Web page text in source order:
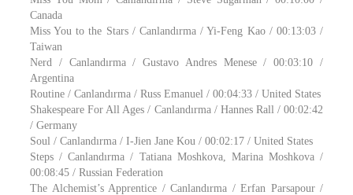
Canada
Miss You to the Stars / Canlandırma / Yi-Feng Kao / 00:13:03 /
Taiwan
Nerd / Canlandırma / Gustavo Andres Menese / 00:03:10 /
Argentina
Routine / Canlandırma / Russ Emanuel / 00:04:33 / United States
Shakespeare For All Ages / Canlandırma / Hannes Rall / 00:02:42
/ Germany
Soul / Canlandırma / I-Jien Jane Kou / 00:02:17 / United States
Steps / Canlandırma / Tatiana Moshkova, Marina Moshkova /
00:08:45 / Russian Federation
The Alchemist’s Apprentice / Canlandırma / Erfan Parsapour /